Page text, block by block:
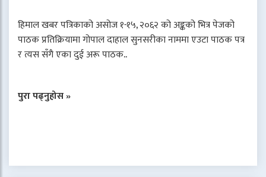
हिमाल खबर पत्रिकाको असोज १-१५, २०६२ को अङ्कको भित्र पेजको
पाठक प्रतिक्रियामा गोपाल दाहाल सुनसरीका नाममा एउटा पाठक पत्र
र त्यस सँगै एका दुई अरू पाठक..
पुरा पढ्नुहोस »